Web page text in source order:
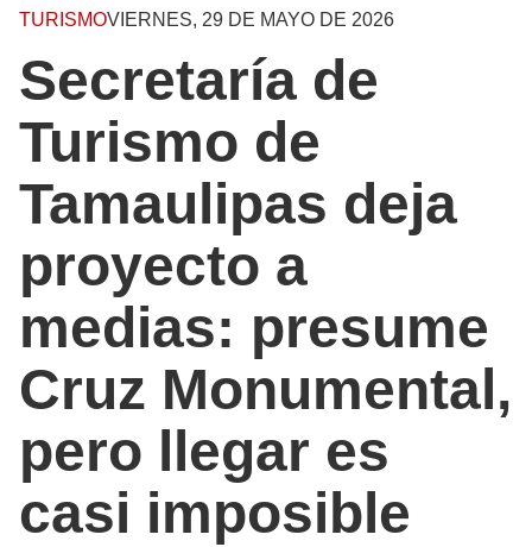
TURISMOVIERNES, 29 DE MAYO DE 2026
Secretaría de
Turismo de
Tamaulipas deja
proyecto a
medias: presume
Cruz Monumental,
pero llegar es
casi imposible